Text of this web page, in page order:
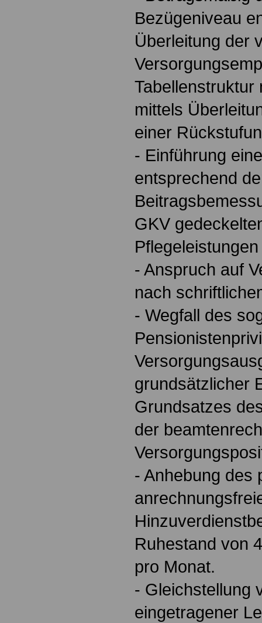
Bezügeniveau
Überleitung der
Tabellenstruktur
mittels
einer
- Einführung
entsprechend
GKV
- Anspruch auf
nach
- Wegfall des
grundsätzlicher
Grundsatzes
der
- Anhebung des
Ruhestand von
pro Monat.
- Gleichstellung
eingetragener